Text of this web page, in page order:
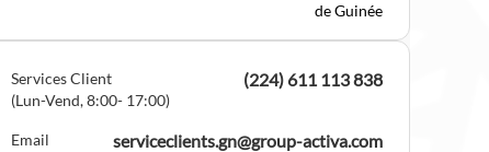
de Guinée
Services Client
(Lun-Vend, 8:00- 17:00)
(224) 611 113 838
Email serviceclients.gn@group-activa.com